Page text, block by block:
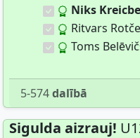
Niks
Ritvars
Toms
5-574dalībā
Sigulda aizrauj!